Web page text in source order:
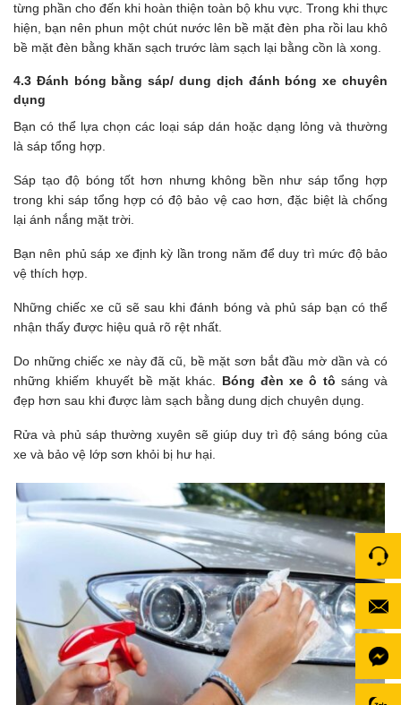
từng phần cho đến khi hoàn thiện toàn bộ khu vực. Trong khi thực
hiện, bạn nên phun một chút nước lên bề mặt đèn pha rồi lau khô
bề mặt đèn bằng khăn sạch trước làm sạch lại bằng cồn là xong.
4.3 Đánh bóng bằng sáp/ dung dịch đánh bóng xe chuyên
dụng
Bạn có thể lựa chọn các loại sáp dán hoặc dạng lỏng và thường
là sáp tổng hợp.
Sáp tạo độ bóng tốt hơn nhưng không bền như sáp tổng hợp
trong khi sáp tổng hợp có độ bảo vệ cao hơn, đặc biệt là chống
lại ánh nắng mặt trời.
Bạn nên phủ sáp xe định kỳ lần trong năm để duy trì mức độ bảo
vệ thích hợp.
Những chiếc xe cũ sẽ sau khi đánh bóng và phủ sáp bạn có thể
nhận thấy được hiệu quả rõ rệt nhất.
Do những chiếc xe này đã cũ, bề mặt sơn bắt đầu mờ dần và có
những khiếm khuyết bề mặt khác. Bóng đèn xe ô tô sáng và
đẹp hơn sau khi được làm sạch bằng dung dịch chuyên dụng.
Rửa và phủ sáp thường xuyên sẽ giúp duy trì độ sáng bóng của
xe và bảo vệ lớp sơn khỏi bị hư hại.